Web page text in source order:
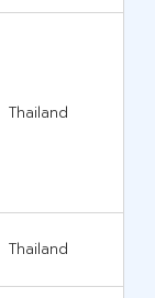
Thailand
Thailand